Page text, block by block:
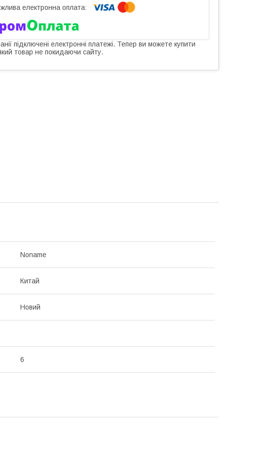
підключені електронні платежі. Тепер ви можете купити
товар не покидаючи сайту.
Noname
Китай
Новий
6